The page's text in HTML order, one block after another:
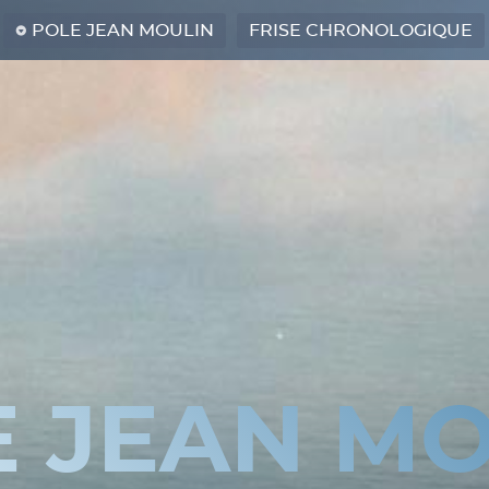
POLE JEAN MOULIN FRISE CHRONOLOGIQUE
JEAN